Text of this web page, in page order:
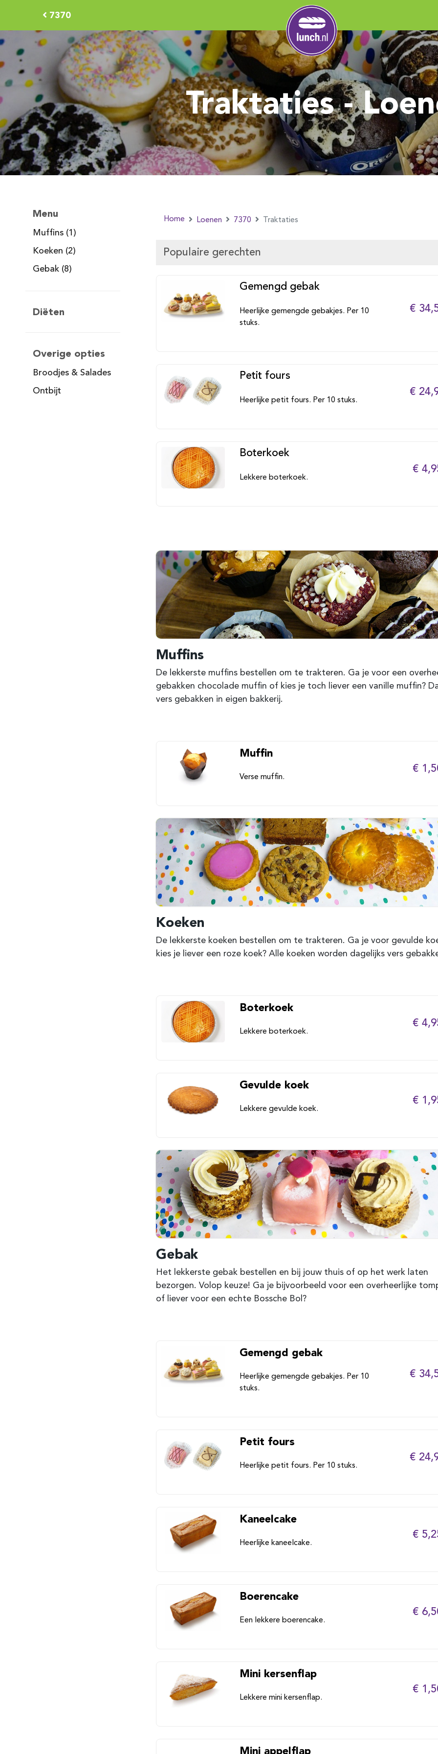
7370
Traktaties -
Menu
Muffins (1)
Koeken (2)
Gebak (8)
Diëten
Overige opties
Broodjes & Salades
Ontbijt
Home Loenen 7370 Traktaties
Populaire gerechten
Gemengd gebak
Heerlijke gemengde gebakjes. Per 10
stuks.
€
Petit fours
Heerlijke petit fours. Per 10 stuks.
€
Boterkoek
Lekkere boterkoek.
€
Muffins
De lekkerste muffins bestellen om te trakteren. Ga je voor een
gebakken chocolade muffin of kies je toch liever een vanille muffin?
vers gebakken in eigen bakkerij.
Muffin
Verse muffin.
€
Koeken
De lekkerste koeken bestellen om te trakteren. Ga je voor gevulde
kies je liever een roze koek? Alle koeken worden dagelijks vers
Boterkoek
Lekkere boterkoek.
€
Gevulde koek
Lekkere gevulde koek.
€
Gebak
Het lekkerste gebak bestellen en bij jouw thuis of op het werk laten
bezorgen. Volop keuze! Ga je bijvoorbeeld voor een overheerlijke
of liever voor een echte Bossche Bol?
Gemengd gebak
Heerlijke gemengde gebakjes. Per 10
stuks.
€
Petit fours
Heerlijke petit fours. Per 10 stuks.
€
Kaneelcake
Heerlijke kaneelcake.
€
Boerencake
Een lekkere boerencake.
€
Mini kersenflap
Lekkere mini kersenflap.
€
Mini appelflap